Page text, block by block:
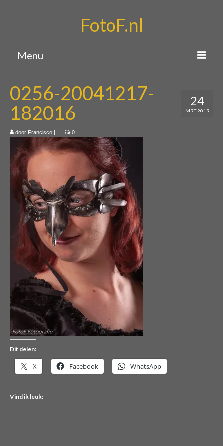
FotoF.nl
Menu
Portfolio
Over mij
Contact
24
MRT 2019
0256-20041217-
182016
door Francisco | | 0
Dit delen:
X Facebook WhatsApp
Vind ik leuk: